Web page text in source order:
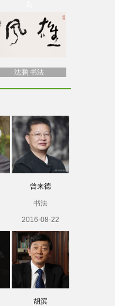
沈鹏 书法
曾来德
书法
2016-08-22
胡滨